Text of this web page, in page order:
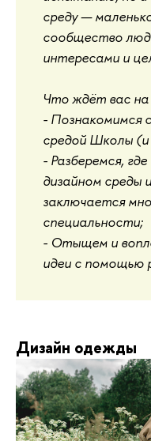
среду —
сообщество
интересами и
Что ждёт вас на
- Познакомимся
средой Школы (и
- Разберемся,
дизайном среды
заключается
специальности;
- Отыщем и
идеи с помощью
Дизайн одежды